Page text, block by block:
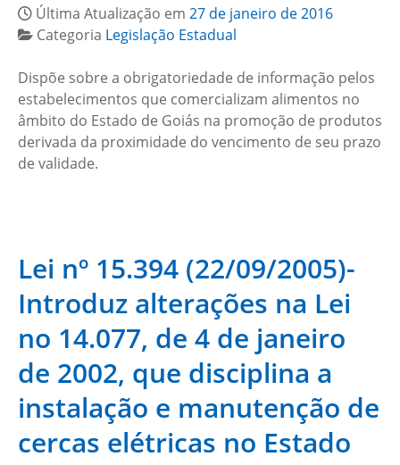
Última Atualização em 27 de janeiro de 2016
Categoria Legislação Estadual
Dispõe sobre a obrigatoriedade de informação pelos
estabelecimentos que comercializam alimentos no
âmbito do Estado de Goiás na promoção de produtos
derivada da proximidade do vencimento de seu prazo
de validade.
Lei nº 15.394 (22/09/2005)-
Introduz alterações na Lei
no 14.077, de 4 de janeiro
de 2002, que disciplina a
instalação e manutenção de
cercas elétricas no Estado